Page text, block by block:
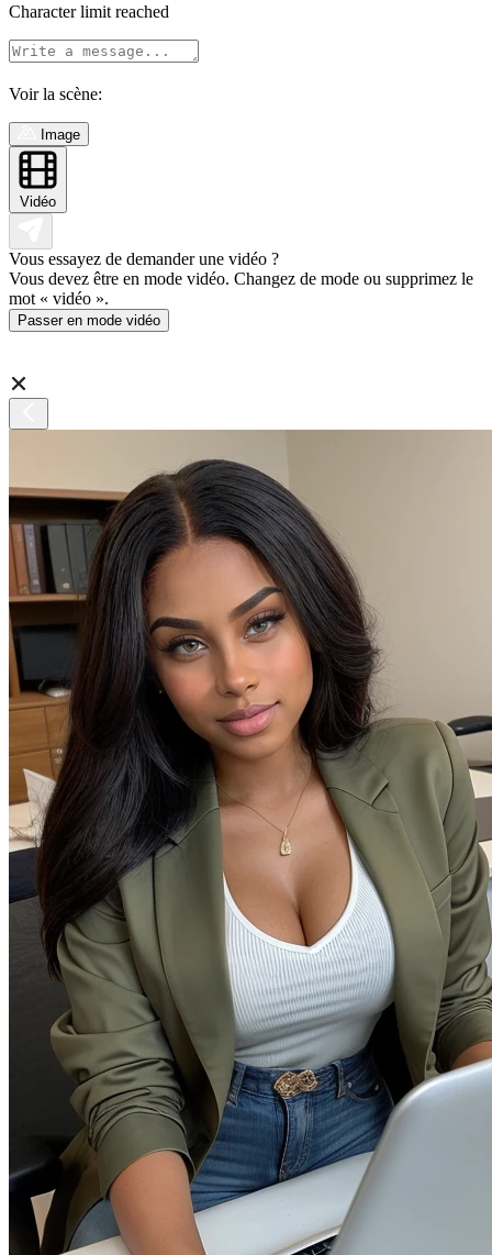
Character limit reached
Voir la scène:
Image
Vidéo
Vous essayez de demander une vidéo ?
Vous devez être en mode vidéo. Changez de mode ou supprimez le
mot « vidéo ».
Passer en mode vidéo